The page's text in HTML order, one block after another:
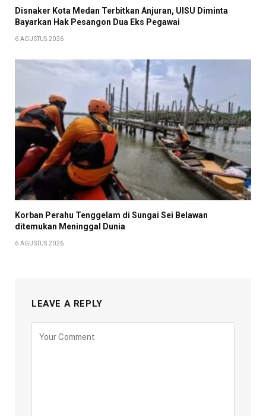
Disnaker Kota Medan Terbitkan Anjuran, UISU Diminta
Bayarkan Hak Pesangon Dua Eks Pegawai
6 AGUSTUS 2026
Korban Perahu Tenggelam di Sungai Sei Belawan
ditemukan Meninggal Dunia
6 AGUSTUS 2026
LEAVE A REPLY